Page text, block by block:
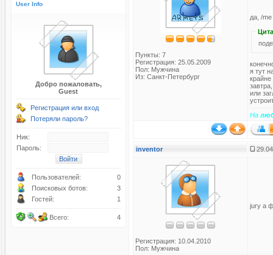
User Info
Добро пожаловать,
Guest
Регистрация или вход
Потеряли пароль?
Ник:
Пароль:
Пользователей:
0
Поисковых ботов:
3
Гостей:
1
Всего: 4
Пункты: 7
Регистрация: 25.05.2009
Пол: Мужчина
Из: Санкт-Петербург
да, /
я тут
крайне
или
На
inventor
Регистрация: 10.04.2010
Пол: Мужчина
jury а